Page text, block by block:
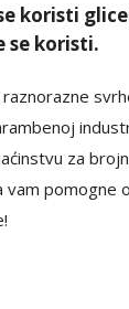
koristi
se koristi.
za
vam pomogne